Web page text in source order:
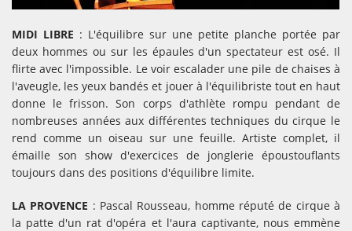
MIDI LIBRE : L'équilibre sur une petite planche portée par
deux hommes ou sur les épaules d'un spectateur est osé. Il
flirte avec l'impossible. Le voir escalader une pile de chaises à
l'aveugle, les yeux bandés et jouer à l'équilibriste tout en haut
donne le frisson. Son corps d'athlète rompu pendant de
nombreuses années aux différentes techniques du cirque le
rend comme un oiseau sur une feuille. Artiste complet, il
émaille son show d'exercices de jonglerie époustouflants
toujours dans des positions d'équilibre limite.
LA PROVENCE : Pascal Rousseau, homme réputé de cirque à
la patte d'un rat d'opéra et l'aura captivante, nous emmène